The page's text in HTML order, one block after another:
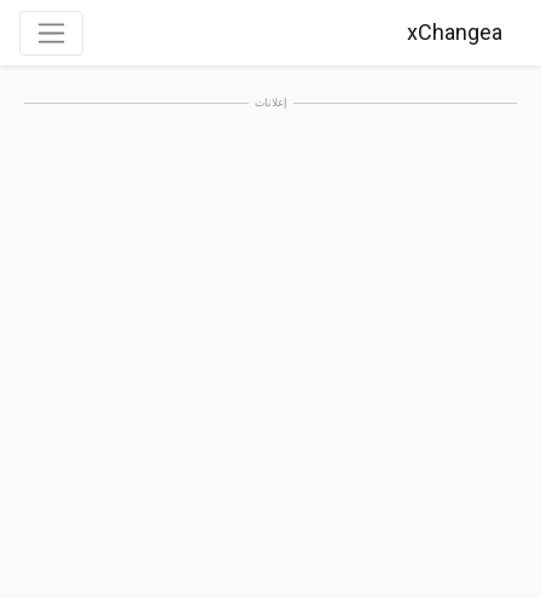
xChangea
إعلانات